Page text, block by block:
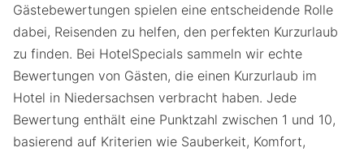
Gästebewertungen spielen eine entscheidende Rolle
dabei, Reisenden zu helfen, den perfekten Kurzurlaub
zu finden. Bei HotelSpecials sammeln wir echte
Bewertungen von Gästen, die einen Kurzurlaub im
Hotel in Niedersachsen verbracht haben. Jede
Bewertung enthält eine Punktzahl zwischen 1 und 10,
basierend auf Kriterien wie Sauberkeit, Komfort,